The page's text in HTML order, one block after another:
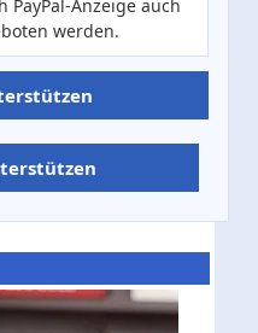
PayPal-Anzeige auch
werden.